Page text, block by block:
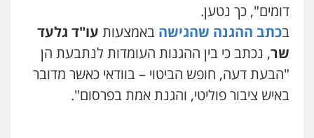
עו"ד חמאדה מסרי
תעבורה
0526631970
שני אלגרבלי – משרד עורכי דין
דומים", כך נטען.
בכתב ההגנה שהגישה באמצעות עו"ד גלעד
שר, נכתב כי בין ההגנות העומדות לנתבעת הן
"הבעת דעה, חופש הביטוי – בוודאי כאשר מדובר
באיש ציבור פוליטי, והגנת אמת בפרסום".